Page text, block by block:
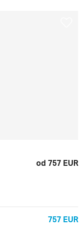
od 757 EUR
757 EUR